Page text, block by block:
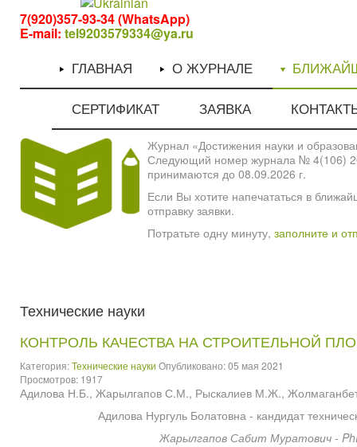
7(920)357-93-34 (WhatsApp)
E-mail: tel9203579334@ya.ru
ГЛАВНАЯ О ЖУРНАЛЕ
СЕРТИФИКАТ ЗАЯВКА
Журнал «Достижения науки и
Следующий номер журнала № 4(106)
принимаются до 08.09.2026 г.
Если Вы хотите напечататься в
отправку заявки.
Потратьте одну минуту, заполните и
Технические науки
КОНТРОЛЬ КАЧЕСТВА НА СТРОИТЕЛЬНОЙ
Категория:Технические науки Опубликовано: 05 мая 2021
Просмотров: 1917
Адилова Н.Б., Жарылгапов С.М., Рыскалиев М.Ж.,
Адилова Нургуль Болатовна - кандидат
Жарылгапов Сабит Муратович -